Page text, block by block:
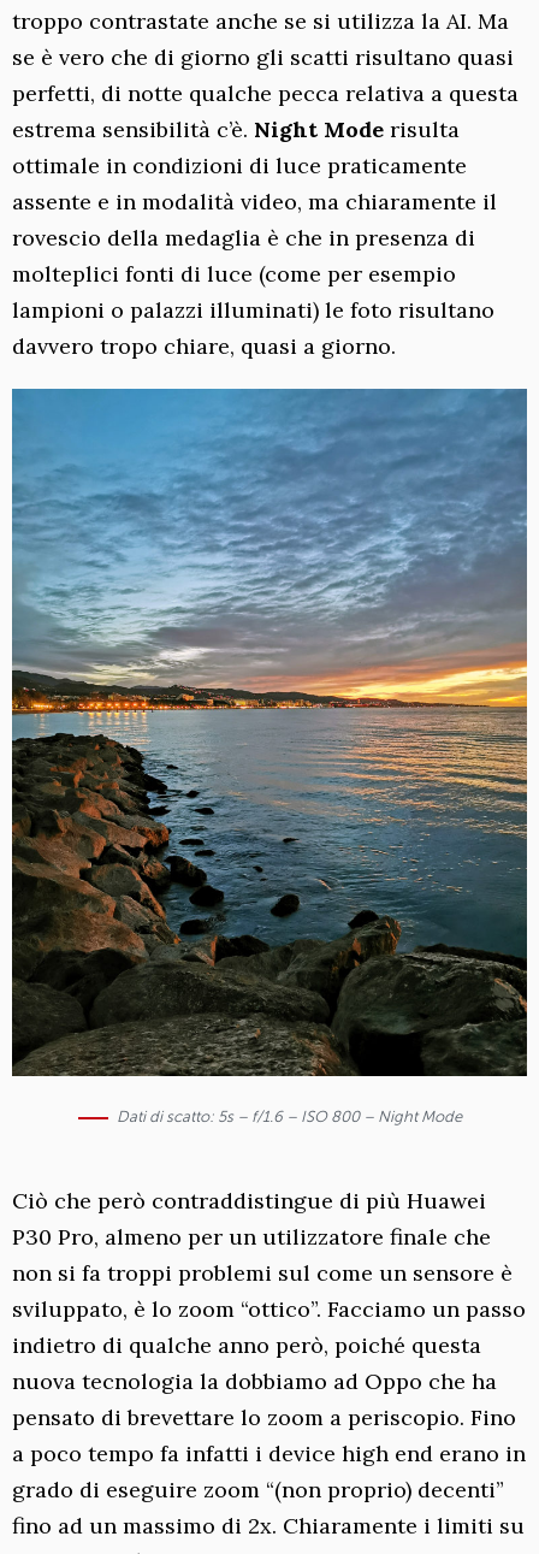
troppo contrastate anche se si utilizza la AI. Ma
se è vero che di giorno gli scatti risultano quasi
perfetti, di notte qualche pecca relativa a questa
estrema sensibilità c’è. Night Mode risulta
ottimale in condizioni di luce praticamente
assente e in modalità video, ma chiaramente il
rovescio della medaglia è che in presenza di
molteplici fonti di luce (come per esempio
lampioni o palazzi illuminati) le foto risultano
davvero tropo chiare, quasi a giorno.
Dati di scatto: 5s – f/1.6 – ISO 800 – Night Mode
Ciò che però contraddistingue di più Huawei
P30 Pro, almeno per un utilizzatore finale che
non si fa troppi problemi sul come un sensore è
sviluppato, è lo zoom “ottico”. Facciamo un passo
indietro di qualche anno però, poiché questa
nuova tecnologia la dobbiamo ad Oppo che ha
pensato di brevettare lo zoom a periscopio. Fino
a poco tempo fa infatti i device high end erano in
grado di eseguire zoom “(non proprio) decenti”
fino ad un massimo di 2x. Chiaramente i limiti su